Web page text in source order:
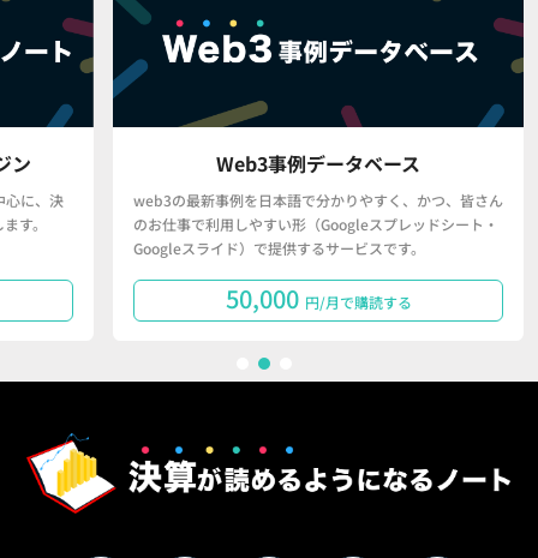
Web3事例データベース
web3の最新事例を日本語で分かりやすく、かつ、皆さん
のお仕事で利用しやすい形（Googleスプレッドシート・
Googleスライド）で提供するサービスです。
50,000 円/月で購読する